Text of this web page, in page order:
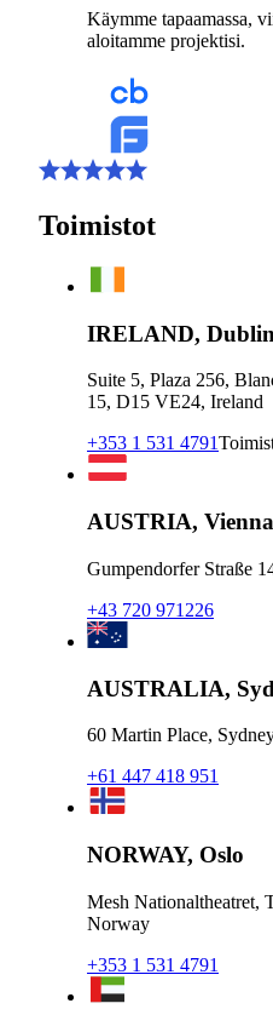
Käymme tapaamassa,
aloitamme projektisi.
Toimistot
IRELAND, Dublin
Suite 5, Plaza 256,
15, D15 VE24, Ireland
+353 1 531 4791
AUSTRIA, Vienna
Gumpendorfer Straße
+43 720 971226
AUSTRALIA,
60 Martin Place,
+61 447 418 951
NORWAY, Oslo
Mesh Nationaltheatret,
Norway
+353 1 531 4791